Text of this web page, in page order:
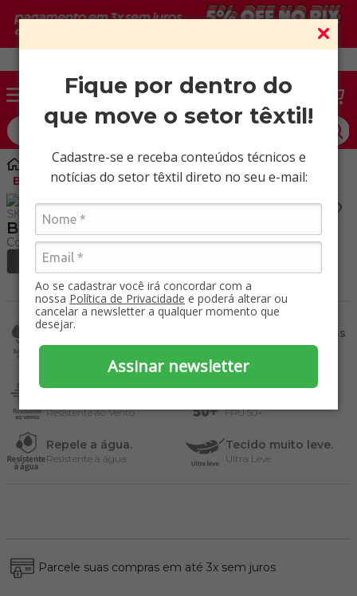
Fique por dentro do
que move o setor têxtil!
Cadastre-se e receba conteúdos técnicos e
notícias do setor têxtil direto no seu e-mail:
Ao se cadastrar você irá concordar com a
nossa Política de Privacidade e poderá alterar ou
cancelar a newsletter a qualquer momento que
desejar.
Assinar newsletter
O que você procura?
ADINA Nature
Microfibra
Bariloche Free / Mt
SKU 50280900
Bariloche Free / Mt
Seca rapidamente
após lavagem ou
uso.
Secagem Rápida
Produto livre de
substâncias nocivas
à saúde.
Oeko Tek
Ajuda a bloquear o
Resistente ao Vento
Proteção solar
FPU 50+
Repele a água.
Resistente à água
Tecido muito leve.
Ultra Leve
Parcele suas compras em até 3x sem juros